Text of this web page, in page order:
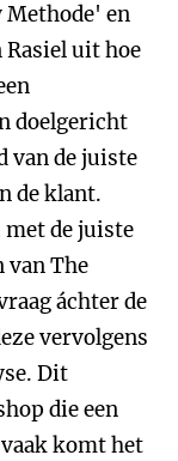
Methode' en
uit hoe
doelgericht
van de juiste
de klant.
met de juiste
van The
áchter de
vervolgens
Dit
die een
komt het